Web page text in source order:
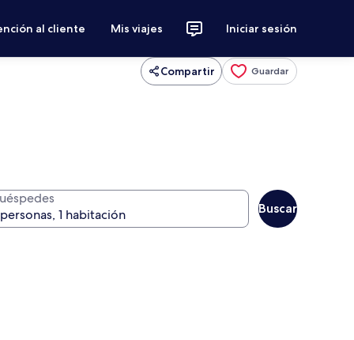
al cliente Mis viajes Iniciar sesión
Compartir Guardar
Buscar